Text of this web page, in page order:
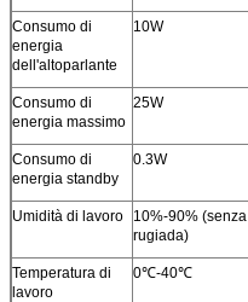
Consumo di
energia
dell'altoparlante
10W
Consumo di
energia massimo
25W
Consumo di
energia standby
0.3W
Umidità di lavoro
10%-90% (senza
rugiada)
Temperatura di
lavoro
0℃-40℃